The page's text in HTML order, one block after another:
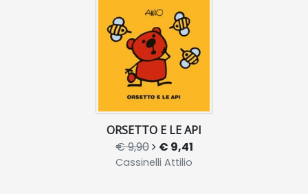
ORSETTO E LE API
€ 9,90 € 9,41
Cassinelli Attilio